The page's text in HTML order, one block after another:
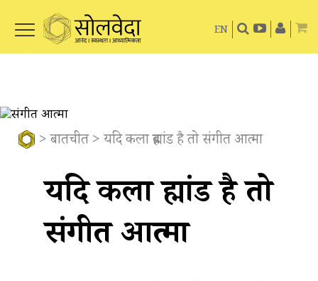
EN
>बातचीत> यदि कला ब्रह्मांड है तो संगीत आत्मा
यदि कला ब्रह्मांड है तो
संगीत आत्मा